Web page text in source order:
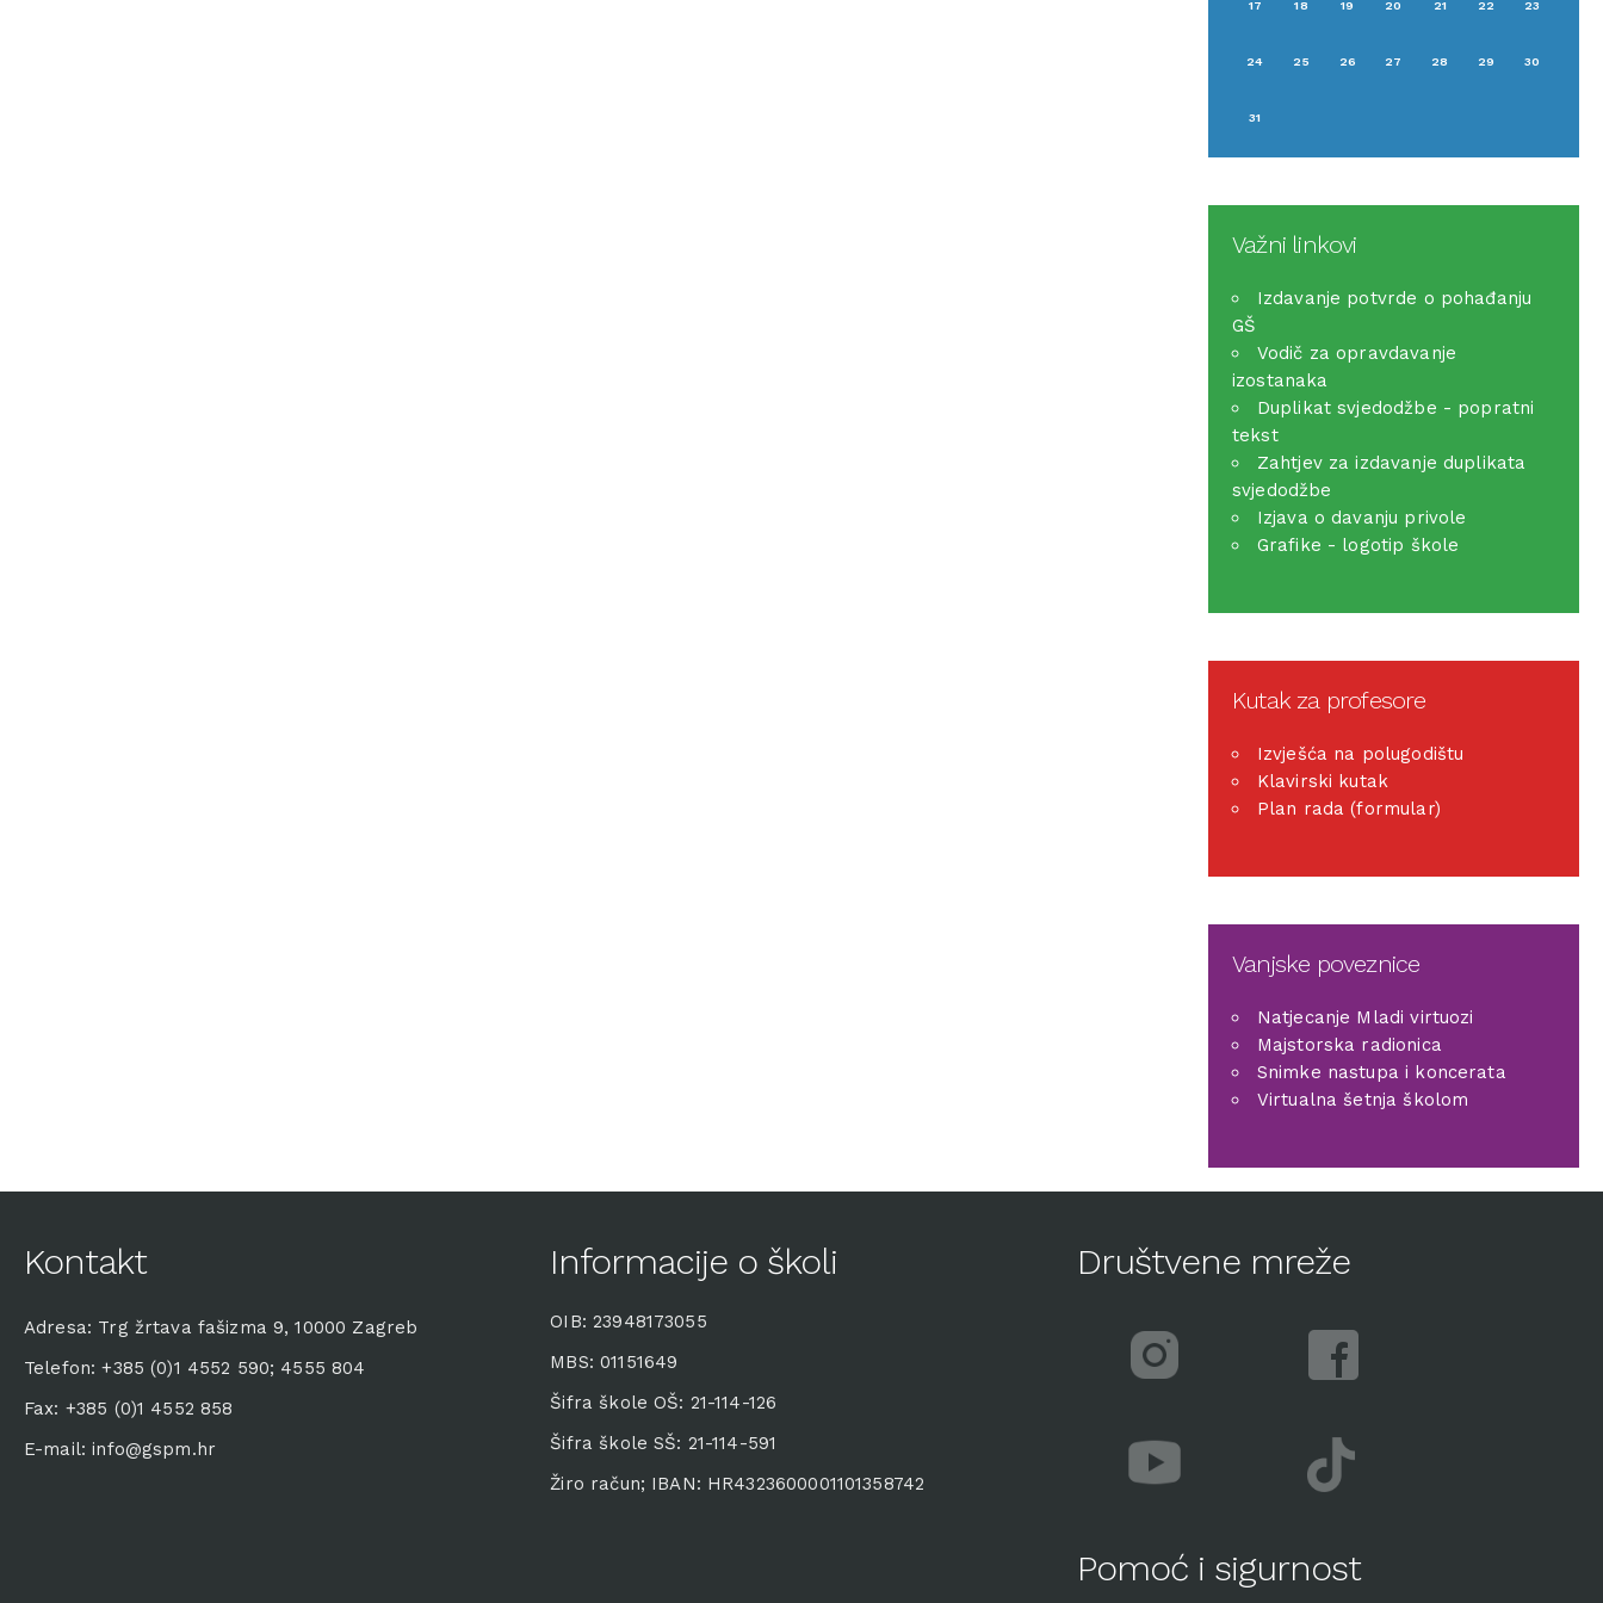
17 18 19 20 21 22 23
24 25 26 27 28 29 30
31
Važni linkovi
Izdavanje potvrde o pohađanju
GŠ
Vodič za opravdavanje
izostanaka
Duplikat svjedodžbe - popratni
tekst
Zahtjev za izdavanje duplikata
svjedodžbe
Izjava o davanju privole
Grafike - logotip škole
Kutak za profesore
Izvješća na polugodištu
Klavirski kutak
Plan rada (formular)
Vanjske poveznice
Natjecanje Mladi virtuozi
Majstorska radionica
Snimke nastupa i koncerata
Virtualna šetnja školom
Kontakt
Adresa: Trg žrtava fašizma 9, 10000 Zagreb
Telefon: +385 (0)1 4552 590; 4555 804
Fax: +385 (0)1 4552 858
E-mail: info@gspm.hr
Informacije o školi
OIB: 23948173055
MBS: 01151649
Šifra škole OŠ: 21-114-126
Šifra škole SŠ: 21-114-591
Žiro račun; IBAN: HR4323600001101358742
Društvene mreže
Pomoć i sigurnost